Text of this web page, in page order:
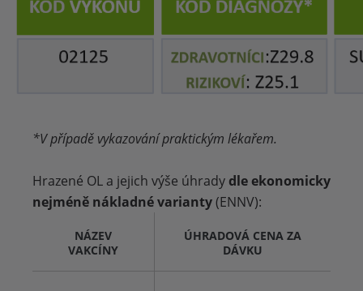
*V případě vykazování praktickým lékařem.
Hrazené OL a jejich výše úhradydle ekonomicky
nejméně nákladné varianty(ENNV):
NÁZEV
VAKCÍNY
ÚHRADOVÁ CENA ZA
DÁVKU